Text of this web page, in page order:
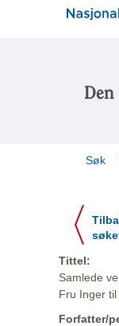
Søk
Tittel:
Samlede
Fru Inger
Forfatter/